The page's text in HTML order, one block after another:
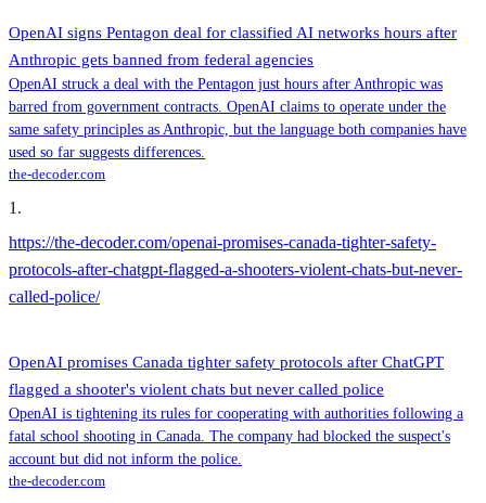
OpenAI signs Pentagon deal for classified AI networks hours after
Anthropic gets banned from federal agencies
OpenAI struck a deal with the Pentagon just hours after Anthropic was
barred from government contracts. OpenAI claims to operate under the
same safety principles as Anthropic, but the language both companies have
used so far suggests differences.
the-decoder.com
1 .
https://the-decoder.com/openai-promises-canada-tighter-safety-
protocols-after-chatgpt-flagged-a-shooters-violent-chats-but-never-
called-police/
OpenAI promises Canada tighter safety protocols after ChatGPT
flagged a shooter's violent chats but never called police
OpenAI is tightening its rules for cooperating with authorities following a
fatal school shooting in Canada. The company had blocked the suspect's
account but did not inform the police.
the-decoder.com